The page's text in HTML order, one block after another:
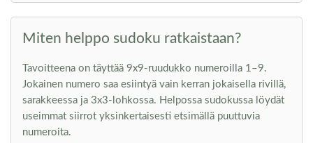
Miten helppo sudoku ratkaistaan?
Tavoitteena on täyttää 9x9-ruudukko numeroilla 1–9.
Jokainen numero saa esiintyä vain kerran jokaisella rivillä,
sarakkeessa ja 3x3-lohkossa. Helpossa sudokussa löydät
useimmat siirrot yksinkertaisesti etsimällä puuttuvia
numeroita.